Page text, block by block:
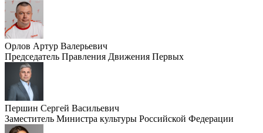
Орлов Артур Валерьевич
Председатель Правления Движения Первых
Першин Сергей Васильевич
Заместитель Министра культуры Российской Федерации